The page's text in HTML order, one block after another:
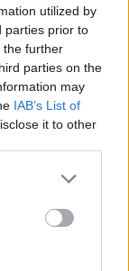
utilized by
parties prior to
the further
parties on the
may
IAB’s List of
it to other
more Google
may click to
party tags to
below Google
και Μίλτος
τους